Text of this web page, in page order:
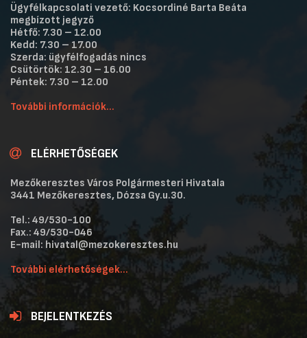
Ügyfélkapcsolati vezető: Kocsordiné Barta Beáta
megbízott jegyző
Hétfő: 7.30 – 12.00
Kedd: 7.30 – 17.00
Szerda: ügyfélfogadás nincs
Csütörtök: 12.30 – 16.00
Péntek: 7.30 – 12.00
További információk...
ELÉRHETŐSÉGEK
Mezőkeresztes Város Polgármesteri Hivatala
3441 Mezőkeresztes, Dózsa Gy.u.30.
Tel.: 49/530-100
Fax.: 49/530-046
E-mail: hivatal@mezokeresztes.hu
További elérhetőségek...
BEJELENTKEZÉS